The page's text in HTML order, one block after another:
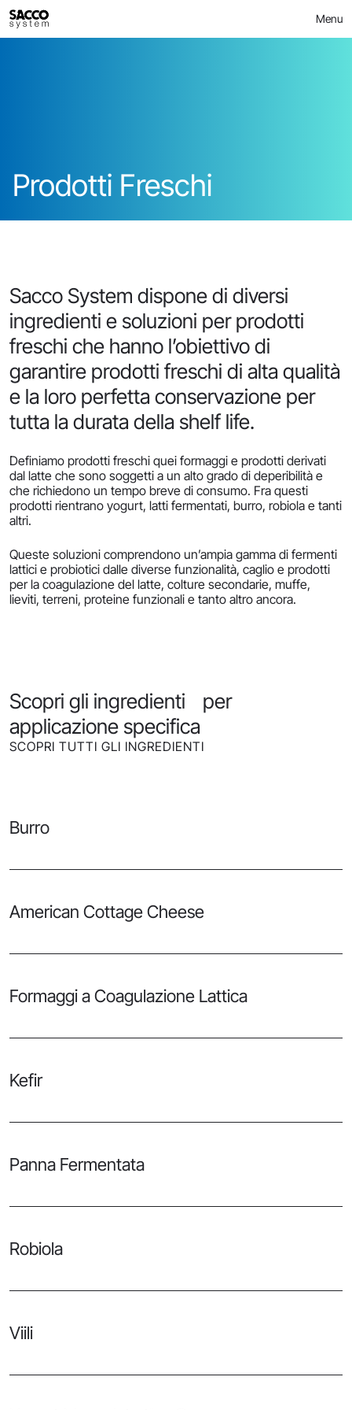
Skip
to
content
Menu
FOOD >
Prodotti Freschi
Sacco System dispone di diversi
ingredienti e soluzioni per prodotti
freschi che hanno l’obiettivo di
garantire prodotti freschi di alta qualità
e la loro perfetta conservazione per
tutta la durata della shelf life.
Definiamo prodotti freschi quei formaggi e prodotti derivati
dal latte che sono soggetti a un alto grado di deperibilità e
che richiedono un tempo breve di consumo. Fra questi
prodotti rientrano yogurt, latti fermentati, burro, robiola e tanti
altri.
Queste soluzioni comprendono un’ampia gamma di fermenti
lattici e probiotici dalle diverse funzionalità, caglio e prodotti
per la coagulazione del latte, colture secondarie, muffe,
lieviti, terreni, proteine funzionali e tanto altro ancora.
Scopri gli ingredienti per
applicazione specifica
SCOPRI TUTTI GLI INGREDIENTI
Burro
American Cottage Cheese
Formaggi a Coagulazione Lattica
Kefir
Panna Fermentata
Robiola
Viili